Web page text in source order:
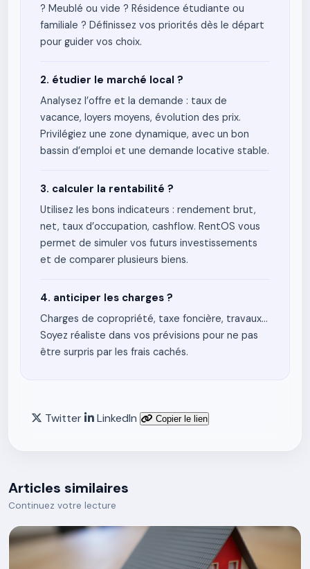
? Meublé ou vide ? Résidence étudiante ou
familiale ? Définissez vos priorités dès le départ
pour guider vos choix.
2. étudier le marché local ?
Analysez l’offre et la demande : taux de
vacance, loyers moyens, évolution des prix.
Privilégiez une zone dynamique, avec un bon
bassin d’emploi et une demande locative stable.
3. calculer la rentabilité ?
Utilisez les bons indicateurs : rendement brut,
net, taux d’occupation, cashflow. RentOS vous
permet de simuler vos futurs investissements
et de comparer plusieurs biens.
4. anticiper les charges ?
Charges de copropriété, taxe foncière, travaux…
Soyez réaliste dans vos prévisions pour ne pas
être surpris par les frais cachés.
Twitter LinkedIn Copier le lien
Articles similaires
Continuez votre lecture